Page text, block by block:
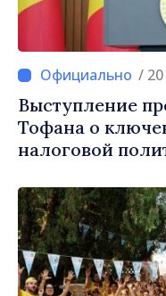
/
Выступление
Тофана о
налоговой